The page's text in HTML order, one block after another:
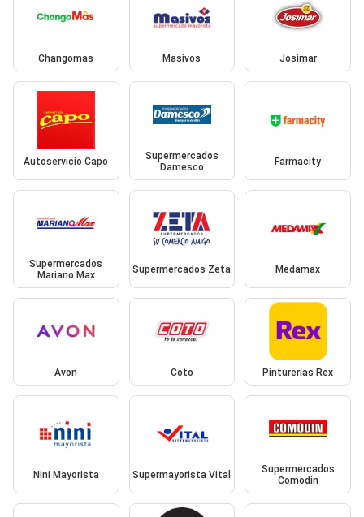
Changomas Masivos Josimar
Autoservicio Capo
Supermercados
Damesco
Farmacity
Supermercados
Mariano Max
Supermercados Zeta Medamax
Avon Coto Pinturerías Rex
Nini Mayorista Supermayorista Vital
Supermercados
Comodin